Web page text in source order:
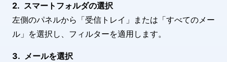
スマートフォルダの選択
左側のパネルから「受信トレイ」または「すべてのメー
ル」を選択し、フィルターを適用します。
メールを選択